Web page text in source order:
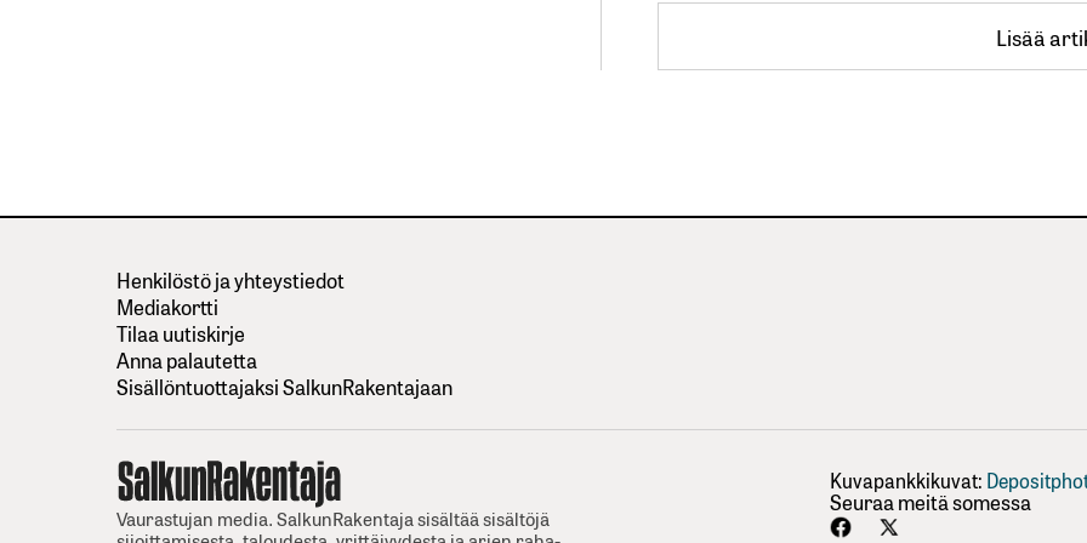
Lisää
Lisää
Vaurastujan media. SalkunRakentaja sisältää sisältöjä
Henkilöstö ja yhteystiedot
Mediakortti
Tilaa uutiskirje
Anna palautetta
Sisällöntuottajaksi SalkunRakentajaan
Kuvapankkikuvat:
Seuraa meitä somessa